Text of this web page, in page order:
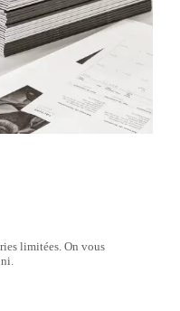
limitées. On vous